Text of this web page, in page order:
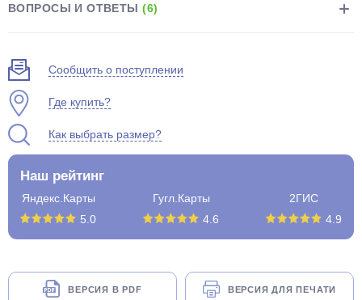
ВОПРОСЫ И ОТВЕТЫ(6)
Сообщить о поступлении
Где купить?
Как выбрать размер?
Наш рейтинг
Яндекс.Карты
5.0
Гугл.Карты
4.6
2ГИС
4.9
ВЕРСИЯ В PDF ВЕРСИЯ ДЛЯ ПЕЧАТИ